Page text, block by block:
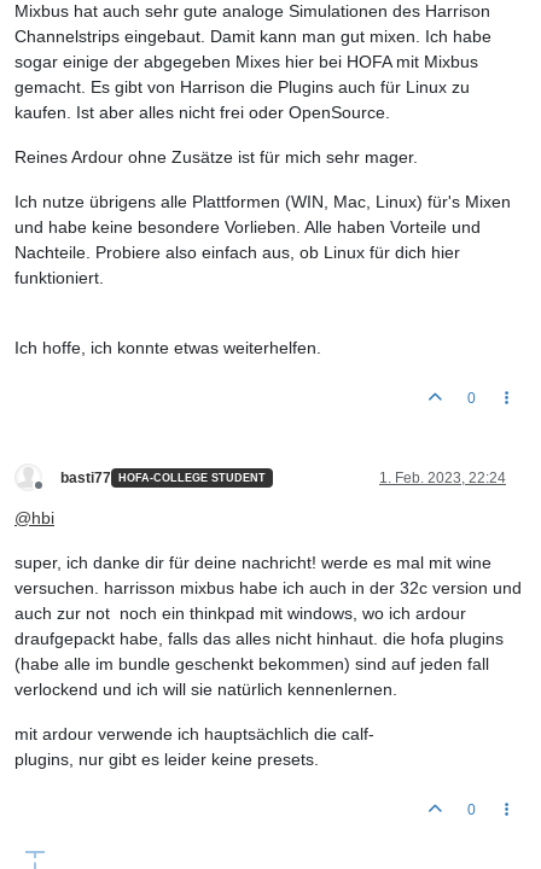
Mixbus hat auch sehr gute analoge Simulationen des Harrison
Channelstrips eingebaut. Damit kann man gut mixen. Ich habe
sogar einige der abgegeben Mixes hier bei HOFA mit Mixbus
gemacht. Es gibt von Harrison die Plugins auch für Linux zu
kaufen. Ist aber alles nicht frei oder OpenSource.
Reines Ardour ohne Zusätze ist für mich sehr mager.
Ich nutze übrigens alle Plattformen (WIN, Mac, Linux) für's Mixen
und habe keine besondere Vorlieben. Alle haben Vorteile und
Nachteile. Probiere also einfach aus, ob Linux für dich hier
funktioniert.
Ich hoffe, ich konnte etwas weiterhelfen.
0
basti77 HOFA-COLLEGE STUDENT 1. Feb. 2023, 22:24
@hbi
super, ich danke dir für deine nachricht! werde es mal mit wine
versuchen. harrisson mixbus habe ich auch in der 32c version und
auch zur not noch ein thinkpad mit windows, wo ich ardour
draufgepackt habe, falls das alles nicht hinhaut. die hofa plugins
(habe alle im bundle geschenkt bekommen) sind auf jeden fall
verlockend und ich will sie natürlich kennenlernen.
mit ardour verwende ich hauptsächlich die calf-
plugins, nur gibt es leider keine presets.
0